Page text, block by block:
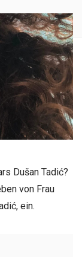
Dušan Tadić?
von Frau
ein.